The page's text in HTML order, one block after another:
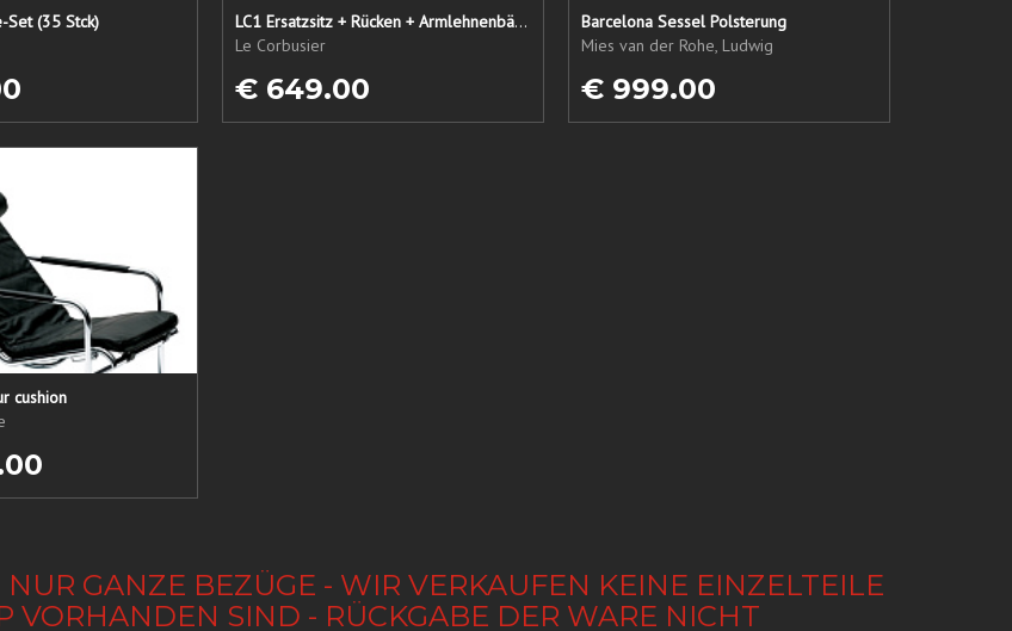
Set (35 Stck)
LC1 Ersatzsitz + Rücken + Armlehnenbänder
Le Corbusier
€ 649.00
Barcelona Sessel Polsterung
Mies van der Rohe, Ludwig
€ 999.00
cushion
GANZE BEZÜGE - WIR VERKAUFEN KEINE EINZELTEILE
VORHANDEN SIND - RÜCKGABE DER WARE NICHT